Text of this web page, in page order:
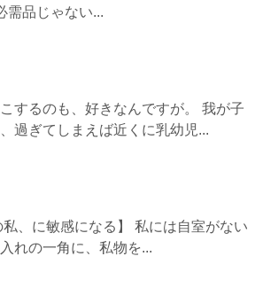
需品じゃない...
するのも、好きなんですが。 我が子
過ぎてしまえば近くに乳幼児...
、に敏感になる】 私には自室がない
れの一角に、私物を...